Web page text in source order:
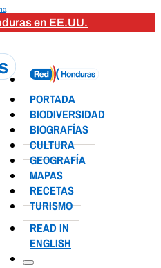
en EE.UU.
PORTADA
BIODIVERSIDAD
BIOGRAFÍAS
CULTURA
GEOGRAFÍA
MAPAS
RECETAS
TURISMO
READ IN
ENGLISH